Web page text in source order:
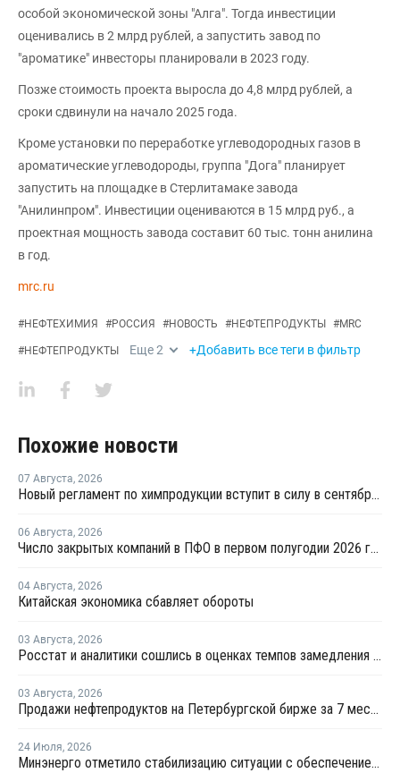
особой экономической зоны "Алга". Тогда инвестиции
оценивались в 2 млрд рублей, а запустить завод по
"ароматике" инвесторы планировали в 2023 году.
Позже стоимость проекта выросла до 4,8 млрд рублей, а
сроки сдвинули на начало 2025 года.
Кроме установки по переработке углеводородных газов в
ароматические углеводороды, группа "Дога" планирует
запустить на площадке в Стерлитамаке завода
"Анилинпром". Инвестиции оцениваются в 15 млрд руб., а
проектная мощность завода составит 60 тыс. тонн анилина
в год.
mrc.ru
#НЕФТЕХИМИЯ #РОССИЯ #НОВОСТЬ #НЕФТЕПРОДУКТЫ #MRC
#НЕФТЕПРОДУКТЫ Еще2 +Добавить все теги в фильтр
Похожие новости
07 Августа, 2026
Новый регламент по химпродукции вступит в силу в сентябре 2027 года
06 Августа, 2026
Число закрытых компаний в ПФО в первом полугодии 2026 года вдвое превысило число новых
04 Августа, 2026
Китайская экономика сбавляет обороты
03 Августа, 2026
Росстат и аналитики сошлись в оценках темпов замедления экономики
03 Августа, 2026
Продажи нефтепродуктов на Петербургской бирже за 7 месяцев снизились на 11,2%, в июле – на 35,6%
24 Июля, 2026
Минэнерго отметило стабилизацию ситуации с обеспечением топливом в ряде регионов